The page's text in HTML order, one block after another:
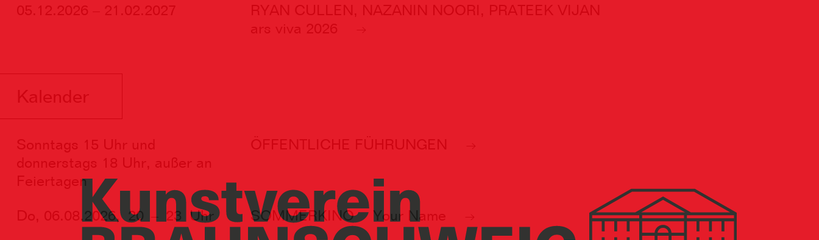
05.12.2026 – 21.02.2027
RYAN CULLEN, NAZANIN NOORI, PRATEEK VIJAN
ars viva 2026
Kalender
Sonntags 15 Uhr und
donnerstags 18 Uhr, außer an
Feiertagen
ÖFFENTLICHE FÜHRUNGEN
Do, 06.08.2026, 20 – 23 Uhr SOMMERKINO
Your Name